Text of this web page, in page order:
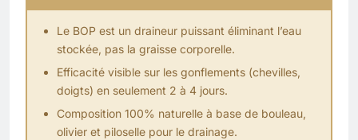
Le BOP est un draineur puissant éliminant l’eau
stockée, pas la graisse corporelle.
Efficacité visible sur les gonflements (chevilles,
doigts) en seulement 2 à 4 jours.
Composition 100% naturelle à base de bouleau,
olivier et piloselle pour le drainage.